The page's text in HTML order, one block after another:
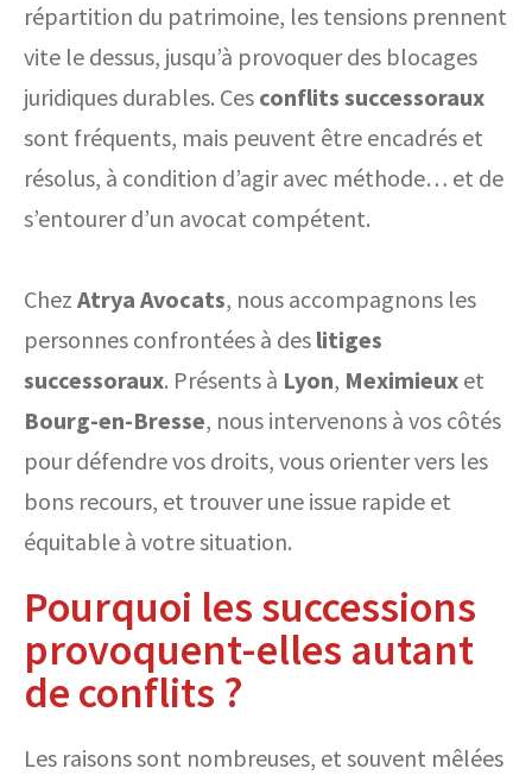
répartition du patrimoine, les tensions prennent
vite le dessus, jusqu’à provoquer des blocages
juridiques durables. Ces conflits successoraux
sont fréquents, mais peuvent être encadrés et
résolus, à condition d’agir avec méthode… et de
s’entourer d’un avocat compétent.
Chez Atrya Avocats, nous accompagnons les
personnes confrontées à des litiges
successoraux. Présents à Lyon, Meximieux et
Bourg-en-Bresse, nous intervenons à vos côtés
pour défendre vos droits, vous orienter vers les
bons recours, et trouver une issue rapide et
équitable à votre situation.
Pourquoi les successions
provoquent-elles autant
de conflits ?
Les raisons sont nombreuses, et souvent mêlées